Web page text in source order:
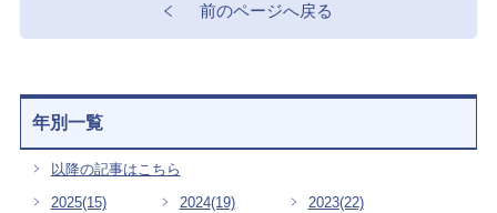
前のページへ戻る
年別一覧
以降の記事はこちら
2025(15) 2024(19) 2023(22)